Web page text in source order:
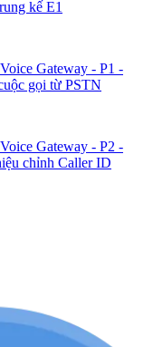
kế E1
Gateway - P1 -
gọi từ PSTN
Gateway - P2 -
chỉnh Caller ID